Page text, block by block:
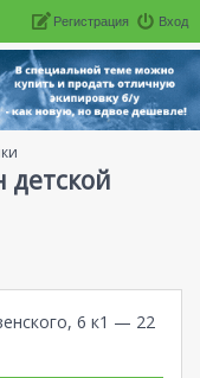
Вход
Регистрация
детской
6 к1 — 22